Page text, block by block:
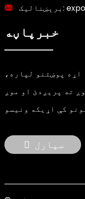
برېښنالیک:
خبرپاڼه
اړه پوښتنو لپاره،
ته پریږدئ او موږ
سپارل